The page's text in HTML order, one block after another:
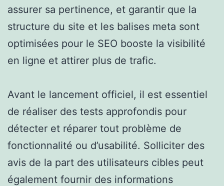
assurer sa pertinence, et garantir que la
structure du site et les balises meta sont
optimisées pour le SEO booste la visibilité
en ligne et attirer plus de trafic.
Avant le lancement officiel, il est essentiel
de réaliser des tests approfondis pour
détecter et réparer tout problème de
fonctionnalité ou d’usabilité. Solliciter des
avis de la part des utilisateurs cibles peut
également fournir des informations